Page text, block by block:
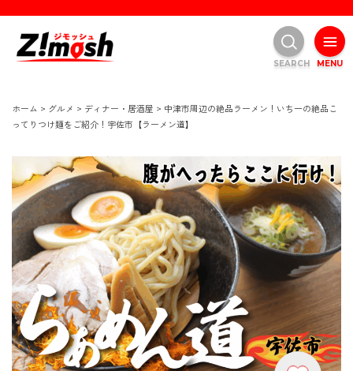
ホーム > グルメ > ディナー・居酒屋 > 中津市周辺の絶品ラーメン！いち一の絶品こ
ってりつけ麺をご紹介！宇佐市【ラーメン道】
MENU
SEARCH